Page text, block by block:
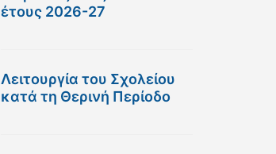
έτους 2026-27
Λειτουργία του Σχολείου
κατά τη Θερινή Περίοδο